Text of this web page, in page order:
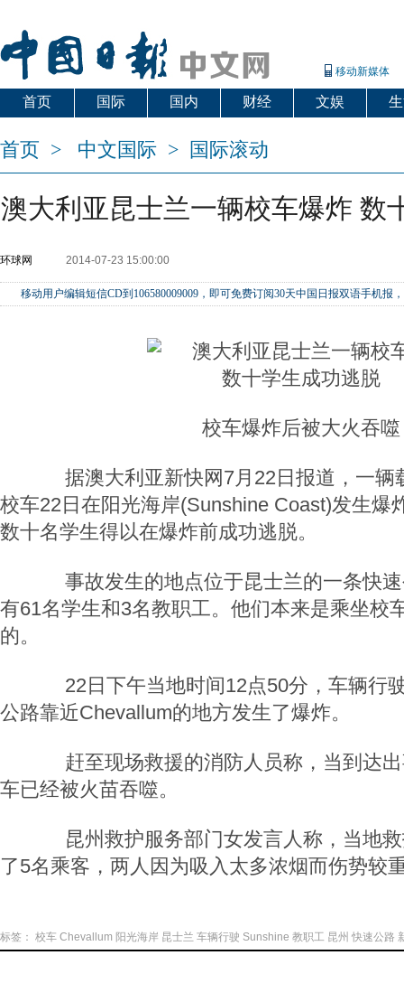
移动新媒体
首页 国际 国内 财经 文娱
首页 > 中文国际 > 国际滚动
澳大利亚昆士兰一辆校车爆炸 数
环球网 2014-07-23 15:00:00
移动用户编辑短信CD到106580009009，即可免费订阅30天中国日报双语手机报
校车爆炸后被大火吞噬
据澳大利亚新快网7月22日报道，一辆
校车22日在阳光海岸(Sunshine Coast)发生爆
数十名学生得以在爆炸前成功逃脱。
事故发生的地点位于昆士兰的一条快速
有61名学生和3名教职工。他们本来是乘坐校
的。
22日下午当地时间12点50分，车辆行
公路靠近Chevallum的地方发生了爆炸。
赶至现场救援的消防人员称，当到达出
车已经被火苗吞噬。
昆州救护服务部门女发言人称，当地救
了5名乘客，两人因为吸入太多浓烟而伤势较
标签： 校车 Chevallum 阳光海岸 昆士兰 车辆行驶 Sunshine 教职工 昆州 快速公路